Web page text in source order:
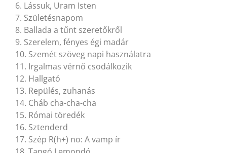
6. Lássuk, Uram Isten
7. Születésnapom
8. Ballada a tűnt szeretőkről
9. Szerelem, fényes égi madár
10. Szemét szöveg napi használatra
11. Irgalmas vérnő csodálkozik
12. Hallgató
13. Repülés, zuhanás
14. Cháb cha-cha-cha
15. Római töredék
16. Sztenderd
17. Szép R(h+) no: A vamp ír